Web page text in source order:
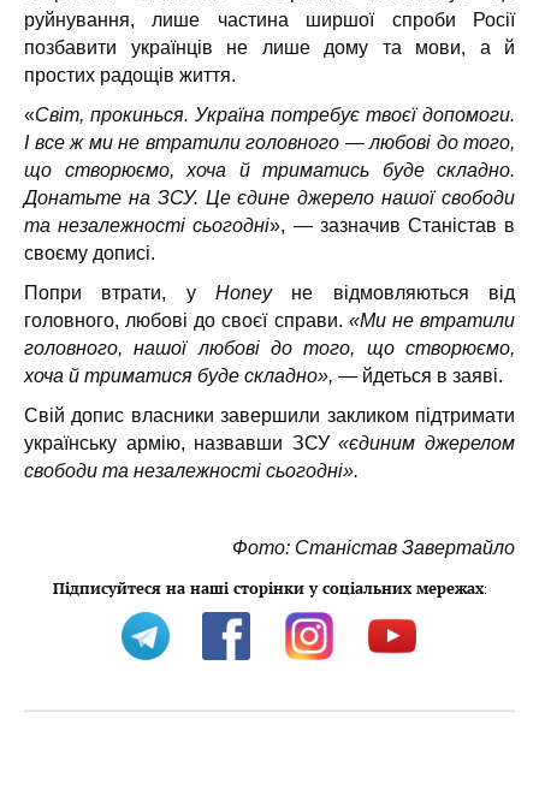
руйнування, лише частина ширшої спроби Росії
позбавити українців не лише дому та мови, а й
простих радощів життя.
«Світ, прокинься. Україна потребує твоєї допомоги.
І все ж ми не втратили головного — любові до того,
що створюємо, хоча й триматись буде складно.
Донатьте на ЗСУ. Це єдине джерело нашої свободи
та незалежності сьогодні», — зазначив Станістав в
своєму дописі.
Попри втрати, у Honeyне відмовляються від
головного, любові до своєї справи. «Ми не втратили
головного, нашої любові до того, що створюємо,
хоча й триматися буде складно», — йдеться в заяві.
Свій допис власники завершили закликом підтримати
українську армію, назвавши ЗСУ«єдиним джерелом
свободи та незалежності сьогодні».
Фото: Станістав Завертайло
Підписуйтеся на наші сторінки у соціальних мережах: